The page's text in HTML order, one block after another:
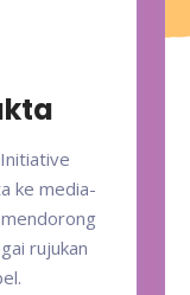
ke media-
rujukan